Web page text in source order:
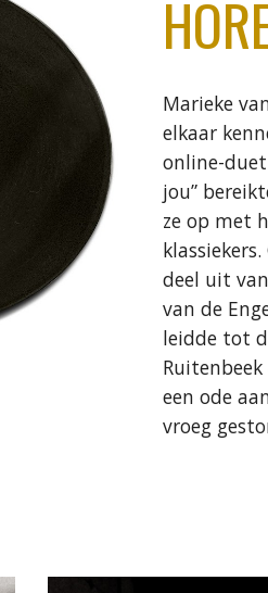
Marieke
elkaar
online-
jou”
ze op met
deel uit
van de
leidde tot
een ode
vroeg